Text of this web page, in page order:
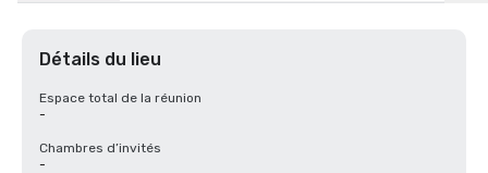
Détails du lieu
Espace total de la réunion
-
Chambres d’invités
-